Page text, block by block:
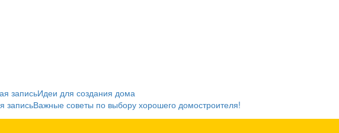
записьИдеи для создания дома
записьВажные советы по выбору хорошего домостроителя!